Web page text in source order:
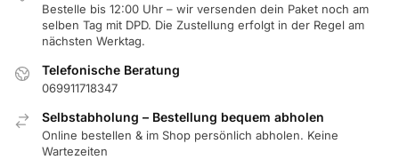
Bestelle bis 12:00 Uhr – wir versenden dein Paket noch am
selben Tag mit DPD. Die Zustellung erfolgt in der Regel am
nächsten Werktag.
Telefonische Beratung
069911718347
Selbstabholung – Bestellung bequem abholen
Online bestellen & im Shop persönlich abholen. Keine
Wartezeiten